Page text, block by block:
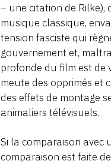
– une citation de Rilke),
musique classique,
tension fasciste qui
gouvernement et,
profonde du film est de
meute des opprimés et
des effets de montage
animaliers télévisuels.
Si la comparaison avec
comparaison est faite